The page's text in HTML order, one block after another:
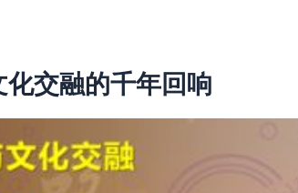
交融的千年回响